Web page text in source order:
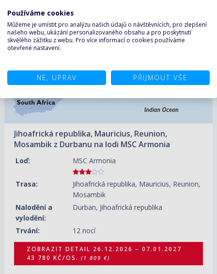
Jihoafrická republika, Mauricius, Reunion,
Mosambik z Durbanu na lodi MSC Armonia
Loď: MSC Armonia
Trasa:
Jihoafrická republika, Mauricius, Reunion,
Mosambik
Nalodění a
vylodění:
Durban, Jihoafrická republika
Trvání: 12 nocí
ZOBRAZIT DETAIL
26.12.2026 – 07.01.2027
43 780 KČ/OS.
(1 809 €)
ZOBRAZIT DETAIL 26.12.2026 – 07.01.2027
43 780 KČ/OS. (1 809 €)
Používáme cookies
Můžeme je umístit pro analýzu našich údajů o návštěvnících, pro zlepšení
našeho webu, ukázání personalizovaného obsahu a pro poskytnutí
skvělého zážitku z webu. Pro více informací o cookies používáme
otevřené nastavení.
NE, UPRAV PŘIJMOUT VŠE